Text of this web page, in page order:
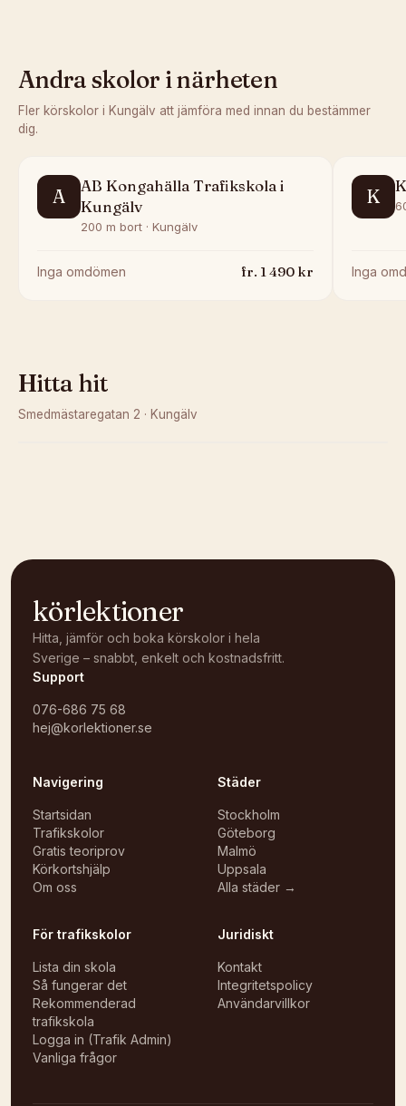
Andra skolor i närheten
Fler körskolor i Kungälv att jämföra med innan du bestämmer
dig.
A
AB Kongahälla Trafikskola i
Kungälv
200 m bort · Kungälv
Inga omdömen fr. 1 490kr
K
Inga
Hitta hit
Smedmästaregatan 2 · Kungälv
körlektioner
Hitta, jämför och boka körskolor i hela
Sverige – snabbt, enkelt och kostnadsfritt.
Support
076-686 75 68
hej@korlektioner.se
Navigering
Startsidan
Trafikskolor
Gratis teoriprov
Körkortshjälp
Om oss
Städer
Stockholm
Göteborg
Malmö
Uppsala
Alla städer →
För trafikskolor
Lista din skola
Så fungerar det
Rekommenderad
trafikskola
Logga in (Trafik Admin)
Vanliga frågor
Juridiskt
Kontakt
Integritetspolicy
Användarvillkor